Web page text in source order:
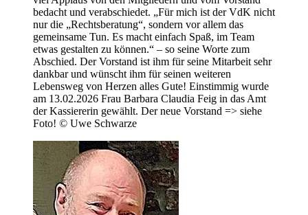
bedacht und verabschiedet. „Für mich ist der VdK nicht
nur die „Rechtsberatung“, sondern vor allem das
gemeinsame Tun. Es macht einfach Spaß, im Team
etwas gestalten zu können.“ – so seine Worte zum
Abschied. Der Vorstand ist ihm für seine Mitarbeit sehr
dankbar und wünscht ihm für seinen weiteren
Lebensweg von Herzen alles Gute! Einstimmig wurde
am 13.02.2026 Frau Barbara Claudia Feig in das Amt
der Kassiererin gewählt. Der neue Vorstand => siehe
Foto! © Uwe Schwarze